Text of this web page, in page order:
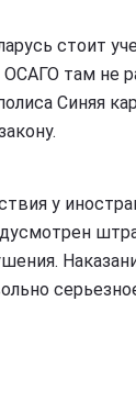
стоит
там не
Синяя
у